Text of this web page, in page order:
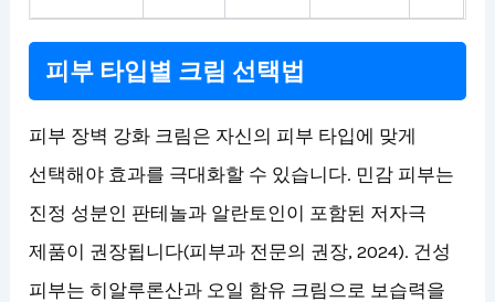
피부 타입별 크림 선택법
피부 장벽 강화 크림은 자신의 피부 타입에 맞게
선택해야 효과를 극대화할 수 있습니다. 민감 피부는
진정 성분인 판테놀과 알란토인이 포함된 저자극
제품이 권장됩니다(피부과 전문의 권장, 2024). 건성
피부는 히알루론산과 오일 함유 크림으로 보습력을